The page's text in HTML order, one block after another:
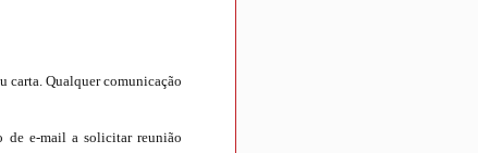
carta. Qualquer comunicação
de e-mail a solicitar reunião